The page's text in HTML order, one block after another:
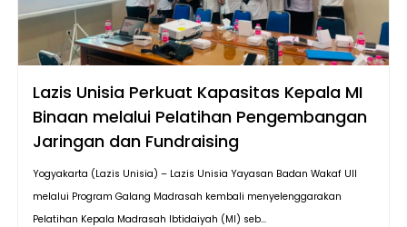
Lazis Unisia Perkuat Kapasitas Kepala MI
Binaan melalui Pelatihan Pengembangan
Jaringan dan Fundraising
Yogyakarta (Lazis Unisia) – Lazis Unisia Yayasan Badan Wakaf UII
melalui Program Galang Madrasah kembali menyelenggarakan
Pelatihan Kepala Madrasah Ibtidaiyah (MI) seb...